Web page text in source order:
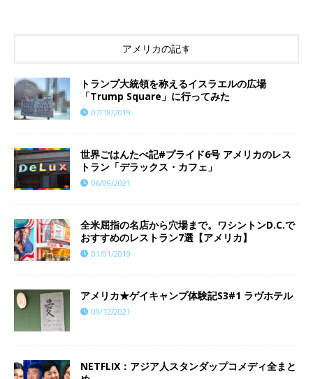
アメリカの記事
トランプ大統領を称えるイスラエルの広場
「Trump Square」に行ってみた
07/18/2019
世界ごはんたべ記#プライド6号 アメリカのレス
トラン「デラックス・カフェ」
06/09/2021
全米屈指の名店から穴場まで。ワシントンD.C.で
おすすめのレストラン7選【アメリカ】
01/01/2019
アメリカ★ゲイキャンプ体験記S3#1 ラヴホテル
09/12/2021
NETFLIX：アジア人スタンダップコメディ全まと